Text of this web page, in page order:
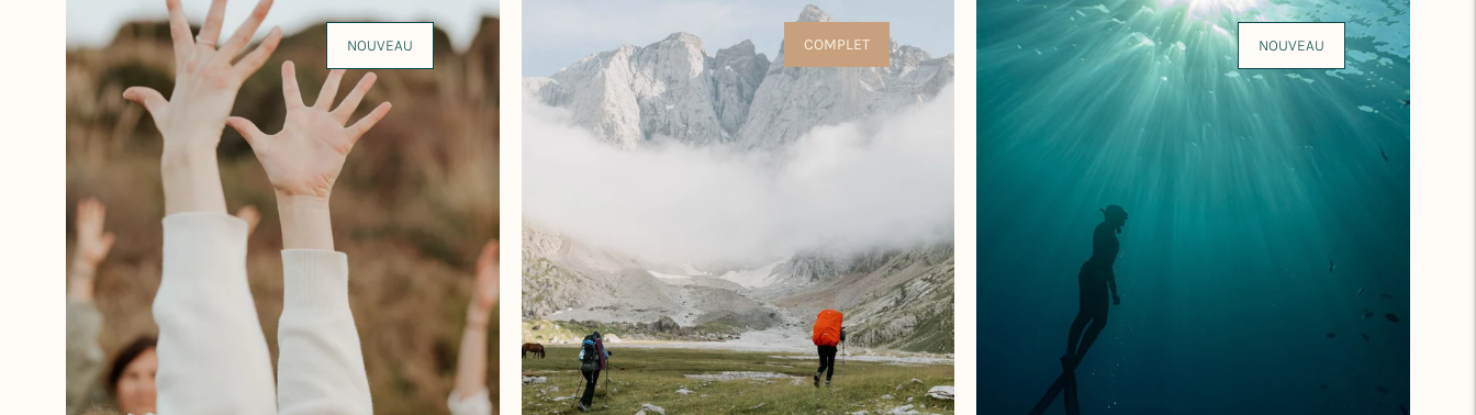
NOUVEAU COMPLET NOUVEAU
Connexion requise
Connectez-vous à votre compte pour ajouter des produits à